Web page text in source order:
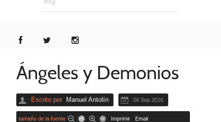
Ángeles y Demonios
Escrito por Manuel Antolín 06 Sep 2016
tamaño de la fuente Imprimir Email